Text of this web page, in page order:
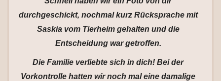
durchgeschickt, nochmal kurz Rücksprache mit
Saskia vom Tierheim gehalten und die
Entscheidung war getroffen.
Die Familie verliebte sich in dich! Bei der
Vorkontrolle hatten wir noch mal eine damalige